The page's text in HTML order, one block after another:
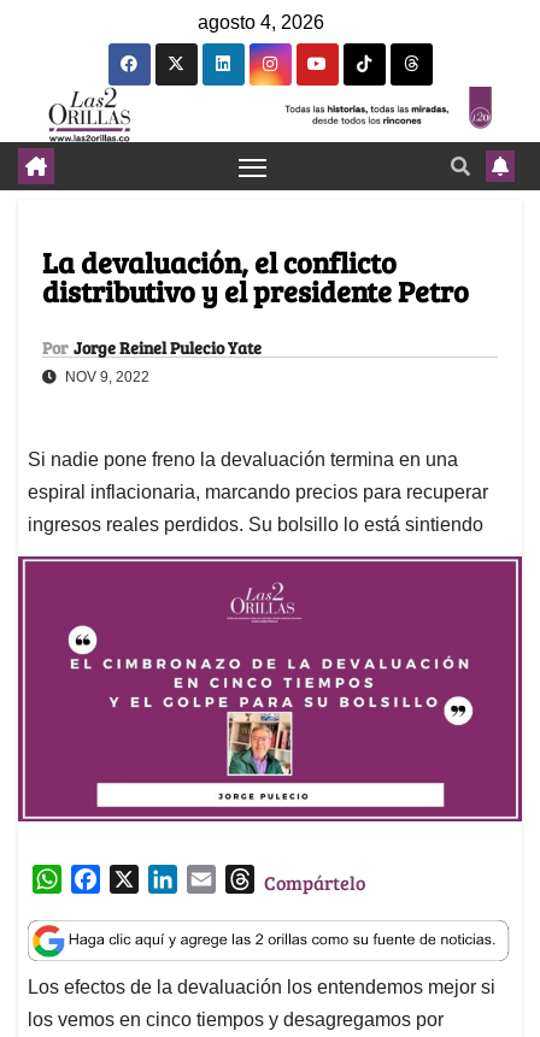
agosto 4, 2026
La devaluación, el conflicto
distributivo y el presidente Petro
Por Jorge Reinel Pulecio Yate
NOV 9, 2022
Si nadie pone freno la devaluación termina en una
espiral inflacionaria, marcando precios para recuperar
ingresos reales perdidos. Su bolsillo lo está sintiendo
W
a
t
s
A
c
e
b
o
n
k
e
d
a
i
l
T
r
e
a
d
Compártelo
Los efectos de la devaluación los entendemos mejor si
los vemos en cinco tiempos y desagregamos por